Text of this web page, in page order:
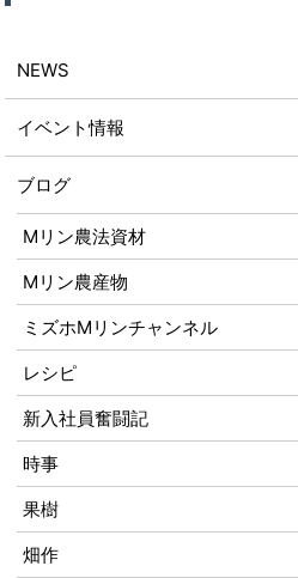
NEWS
イベント情報
ブログ
Mリン農法資材
Mリン農産物
ミズホMリンチャンネル
レシピ
新入社員奮闘記
時事
果樹
畑作